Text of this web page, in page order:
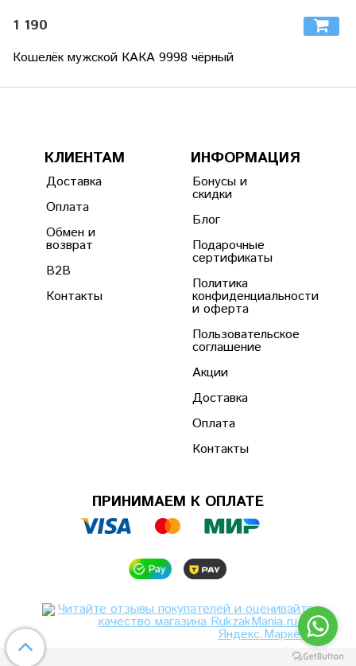
1 190
Кошелёк мужской КАКА 9998 чёрный
КЛИЕНТАМ
Доставка
Оплата
Обмен и
возврат
B2B
Контакты
ИНФОРМАЦИЯ
Бонусы и
скидки
Блог
Подарочные
сертификаты
Политика
конфиденциальности
и оферта
Пользовательское
соглашение
Акции
Доставка
Оплата
Контакты
ПРИНИМАЕМ К ОПЛАТЕ